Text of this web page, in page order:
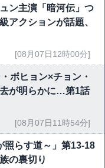
ン主演「暗河伝」つ
アクションが話題、
[08月07日12時00分]
ボヒョン×チョン・
が明らかに…第1話
[08月07日11時54分]
照らす道～」第13-18
の裏切り